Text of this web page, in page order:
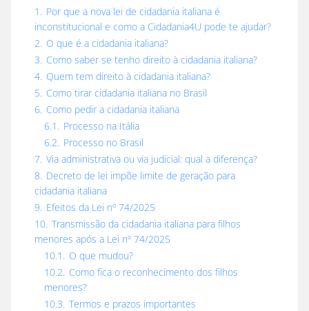
1. Por que a nova lei de cidadania italiana é
inconstitucional e como a Cidadania4U pode te ajudar?
2. O que é a cidadania italiana?
3. Como saber se tenho direito à cidadania italiana?
4. Quem tem direito à cidadania italiana?
5. Como tirar cidadania italiana no Brasil
6. Como pedir a cidadania italiana
6.1. Processo na Itália
6.2. Processo no Brasil
7. Via administrativa ou via judicial: qual a diferença?
8. Decreto de lei impõe limite de geração para
cidadania italiana
9. Efeitos da Lei nº 74/2025
10. Transmissão da cidadania italiana para filhos
menores após a Lei nº 74/2025
10.1. O que mudou?
10.2. Como fica o reconhecimento dos filhos
menores?
10.3. Termos e prazos importantes